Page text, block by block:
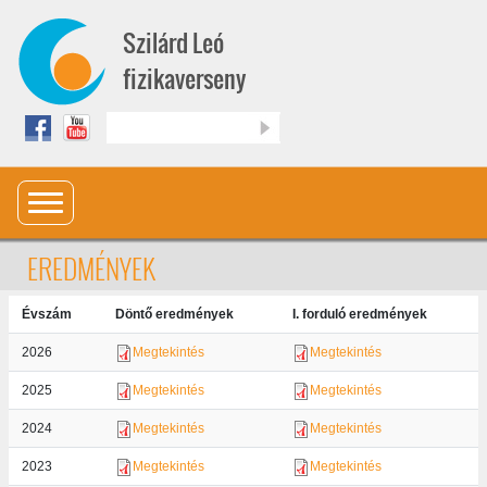
Szilárd Leó
fizikaverseny
EREDMÉNYEK
Évszám Döntő eredmények I. forduló eredmények
2026 Megtekintés Megtekintés
2025 Megtekintés Megtekintés
2024 Megtekintés Megtekintés
2023 Megtekintés Megtekintés